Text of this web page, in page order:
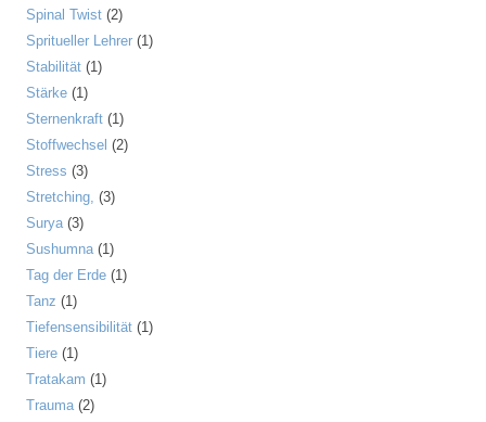
Spinal Twist (2)
Spritueller Lehrer (1)
Stabilität (1)
Stärke (1)
Sternenkraft (1)
Stoffwechsel (2)
Stress (3)
Stretching, (3)
Surya(3)
Sushumna(1)
Tag der Erde (1)
Tanz (1)
Tiefensensibilität (1)
Tiere (1)
Tratakam (1)
Trauma(2)